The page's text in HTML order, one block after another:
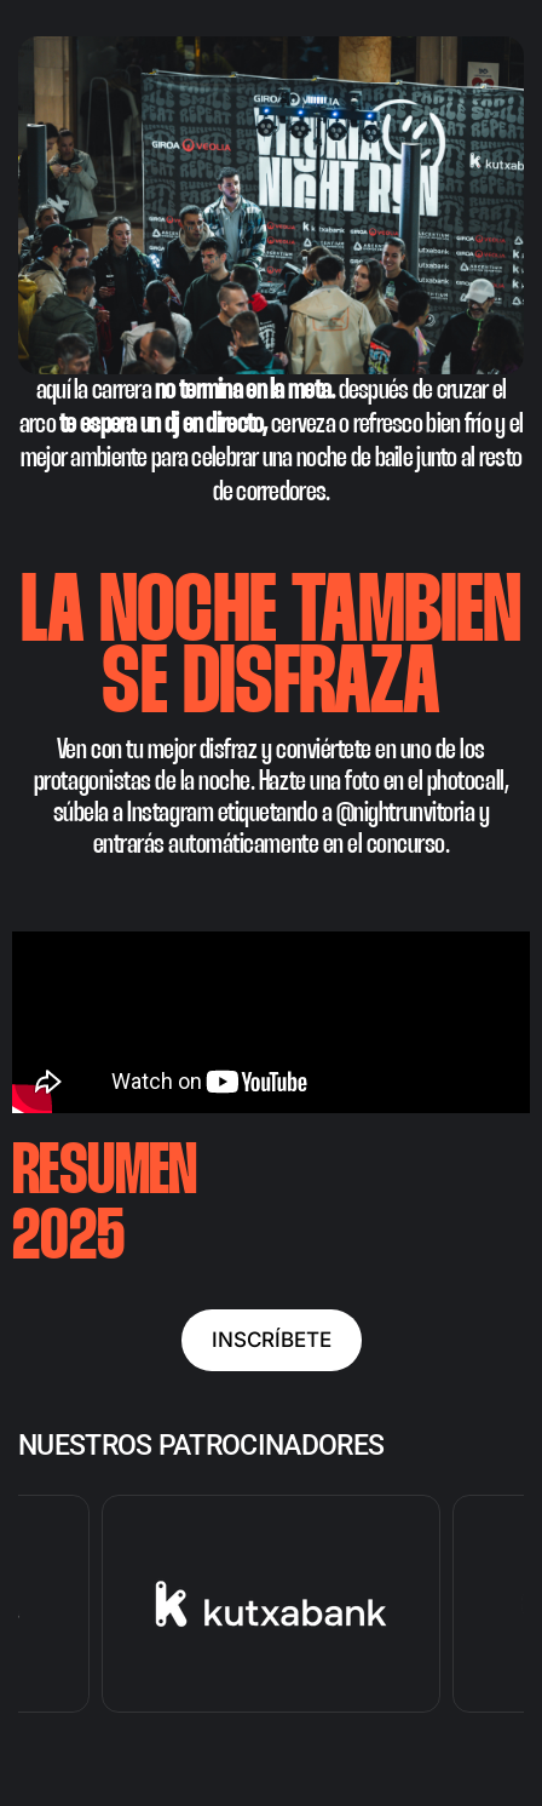
aquí la carrerano termina en la meta.después de cruzar el
arcote espera un dj en directo,cerveza o refresco bien frío y el
mejor ambiente para celebrar una noche de baile junto al resto
de corredores.
LA NOCHE TAMBIEN
SE DISFRAZA
Ven con tu mejor disfraz y conviértete en uno de los
protagonistas de la noche. Hazte una foto en el photocall,
súbela a Instagram etiquetando a @nightrunvitoria y
entrarás automáticamente en el concurso.
RESUMEN
2025
INSCRÍBETE
NUESTROS PATROCINADORES